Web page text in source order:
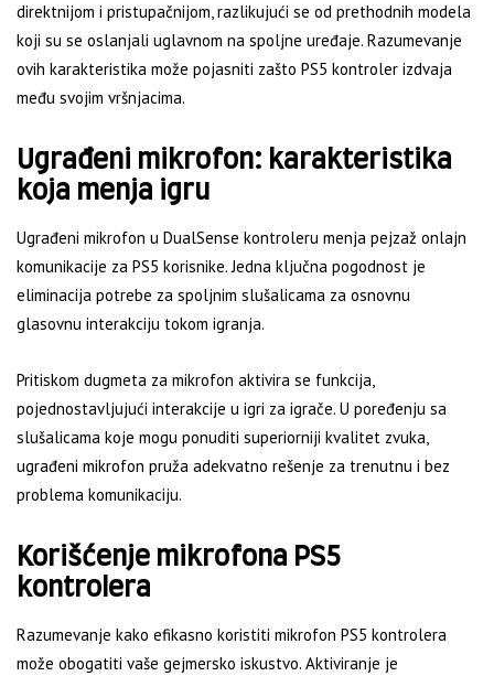
direktnijom i pristupačnijom, razlikujući se od prethodnih modela
koji su se oslanjali uglavnom na spoljne uređaje. Razumevanje
ovih karakteristika može pojasniti zašto PS5 kontroler izdvaja
među svojim vršnjacima.
Ugrađeni mikrofon: karakteristika
koja menja igru
Ugrađeni mikrofon u DualSense kontroleru menja pejzaž onlajn
komunikacije za PS5 korisnike. Jedna ključna pogodnost je
eliminacija potrebe za spoljnim slušalicama za osnovnu
glasovnu interakciju tokom igranja.
Pritiskom dugmeta za mikrofon aktivira se funkcija,
pojednostavljujući interakcije u igri za igrače. U poređenju sa
slušalicama koje mogu ponuditi superiorniji kvalitet zvuka,
ugrađeni mikrofon pruža adekvatno rešenje za trenutnu i bez
problema komunikaciju.
Korišćenje mikrofona PS5
kontrolera
Razumevanje kako efikasno koristiti mikrofon PS5 kontrolera
može obogatiti vaše gejmersko iskustvo. Aktiviranje je